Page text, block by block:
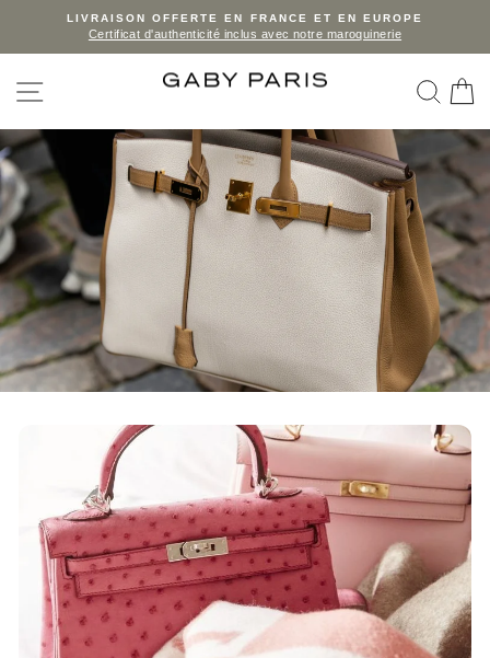
Pause
LIVRAISON OFFERTE EN FRANCE ET EN EUROPE
Certificat d'authenticité inclus avec notre maroquinerie
SITE NAVIGATION